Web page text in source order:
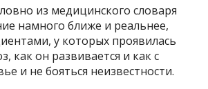
из медицинского словаря
намного ближе и реальнее,
у которых проявилась
как он развивается и как с
и не бояться неизвестности.